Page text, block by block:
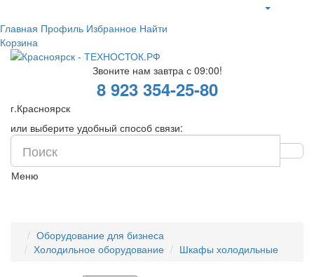
Главная Профиль Избранное Найти
Корзина
Звоните нам завтра с 09:00!
8 923 354-25-80
г.Красноярск
или выберите удобный способ связи:
Меню
Оборудование для бизнеса
Холодильное оборудование
Шкафы холодильные